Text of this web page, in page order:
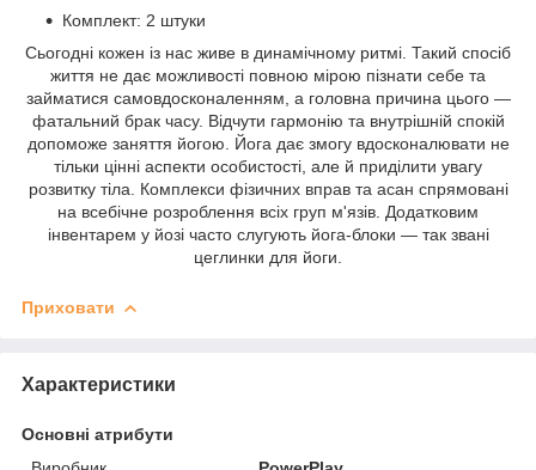
Комплект: 2 штуки
Сьогодні кожен із нас живе в динамічному ритмі. Такий спосіб
життя не дає можливості повною мірою пізнати себе та
займатися самовдосконаленням, а головна причина цього —
фатальний брак часу. Відчути гармонію та внутрішній спокій
допоможе заняття йогою. Йога дає змогу вдосконалювати не
тільки цінні аспекти особистості, але й приділити увагу
розвитку тіла. Комплекси фізичних вправ та асан спрямовані
на всебічне розроблення всіх груп м'язів. Додатковим
інвентарем у йозі часто слугують йога-блоки — так звані
цеглинки для йоги.
Приховати
Характеристики
Основні атрибути